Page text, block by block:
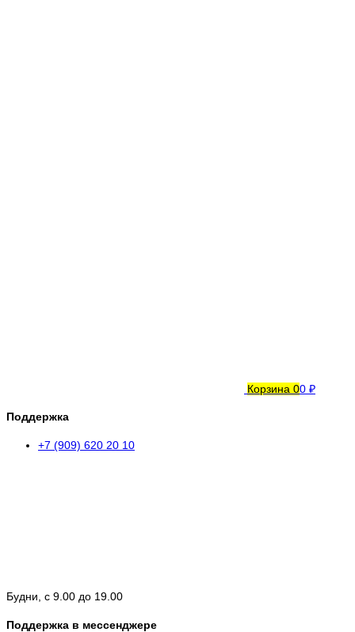
Корзина 00 ₽
Поддержка
+7 (909) 620 20 10
Будни, с 9.00 до 19.00
Поддержка в мессенджере